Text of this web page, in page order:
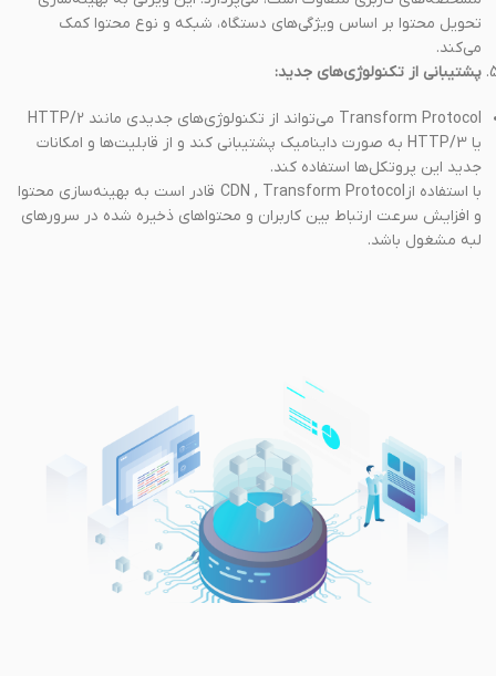
تحویل محتوا بر اساس ویژگی‌های دستگاه، شبکه و نوع محتوا کمک
می‌کند.
پشتیبانی از تکنولوژی‌های جدید:
Transform Protocol می‌تواند از تکنولوژی‌های جدیدی مانند HTTP/2
یا HTTP/3 به صورت داینامیک پشتیبانی کند و از قابلیت‌ها و امکانات
جدید این پروتکل‌ها استفاده کند.
با استفاده ازCDN , Transform Protocol قادر است به بهینه‌سازی محتوا
و افزایش سرعت ارتباط بین کاربران و محتواهای ذخیره شده در سرورهای
لبه مشغول باشد.